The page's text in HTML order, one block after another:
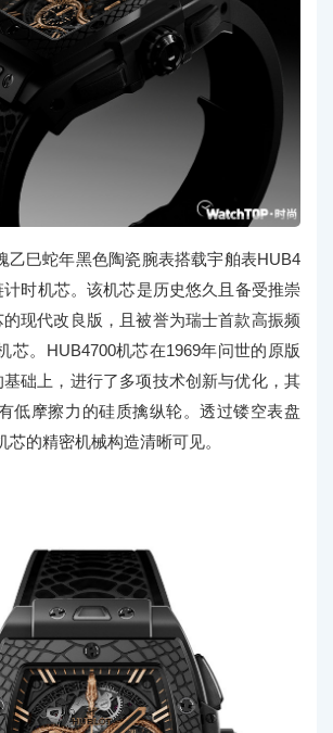
乙巳蛇年黑色陶瓷腕表搭载宇舶表HUB4
时机芯。该机芯是历史悠久且备受推崇
的现代改良版，且被誉为瑞士首款高振频
芯。HUB4700机芯在1969年问世的原版
基础上，进行了多项技术创新与优化，其
低摩擦力的硅质擒纵轮。透过镂空表盘
芯的精密机械构造清晰可见。